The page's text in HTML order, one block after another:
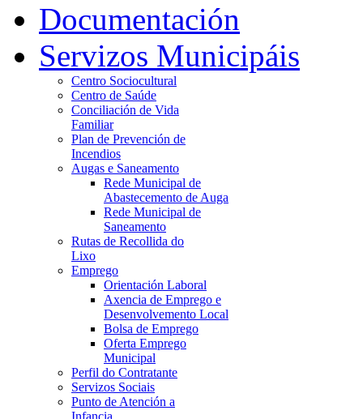
Documentación
Servizos Municipáis
Centro Sociocultural
Centro de Saúde
Conciliación de Vida
Familiar
Plan de Prevención de
Incendios
Augas e Saneamento
Rede Municipal de
Abastecemento de Auga
Rede Municipal de
Saneamento
Rutas de Recollida do
Lixo
Emprego
Orientación Laboral
Axencia de Emprego e
Desenvolvemento Local
Bolsa de Emprego
Oferta Emprego
Municipal
Perfil do Contratante
Servizos Sociais
Punto de Atención a
Infancia